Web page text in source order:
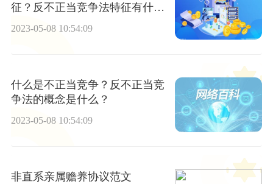
征？反不正当竞争法特征有什么
2023-05-08 10:54:09
什么是不正当竞争？反不正当竞
争法的概念是什么？
2023-05-08 10:54:09
非直系亲属赡养协议范文